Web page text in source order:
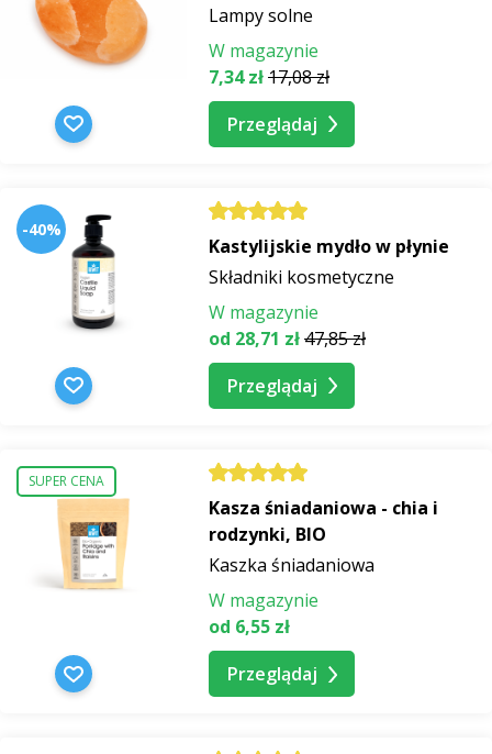
Lampy solne
W magazynie
7,34 zł17,08 zł
Przeglądaj
-40%
Kastylijskie mydło w płynie
Składniki kosmetyczne
W magazynie
od 28,71 zł47,85 zł
Przeglądaj
SUPER CENA
Kasza śniadaniowa - chia i
rodzynki, BIO
Kaszka śniadaniowa
W magazynie
od 6,55 zł
Przeglądaj